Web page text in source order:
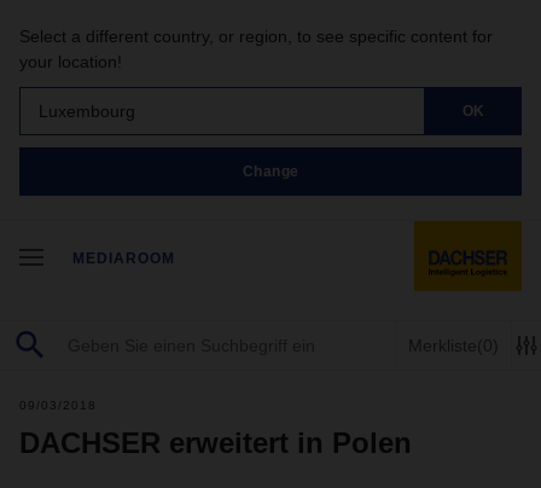
Select a different country, or region, to see specific content for
your location!
Luxembourg OK
Change
MEDIAROOM
Merkliste(0)
09/03/2018
DACHSER erweitert in Polen